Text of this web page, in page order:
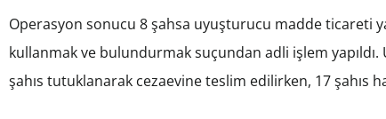
Operasyon sonucu 8 şahsa uyuşturucu madde ticareti
kullanmak ve bulundurmak suçundan adli işlem
şahıs tutuklanarak cezaevine teslim edilirken, 17 şahıs